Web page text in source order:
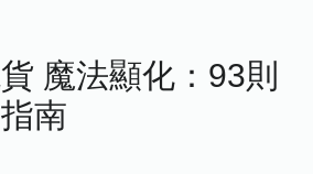
魔法顯化：93則
南